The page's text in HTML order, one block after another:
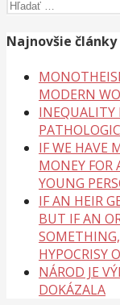
Hľadať:
Najnovšie články
MODERN
IF WE HAVE
MONEY FOR
YOUNG
IF AN HEIR
BUT IF AN
HYPOCRISY
NÁROD JE
DOKÁZALA